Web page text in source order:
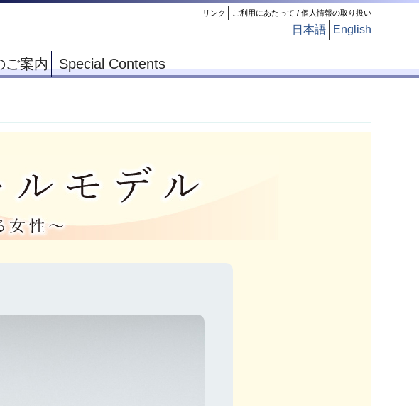
リンク ご利用にあたって / 個人情報の取り扱い
日本語 English
ご案内 Special Contents